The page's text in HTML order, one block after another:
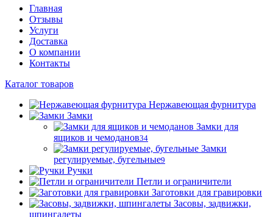
Главная
Отзывы
Услуги
Доставка
О компании
Контакты
Каталог товаров
Нержавеющая фурнитура
Замки
Замки для
ящиков и чемоданов34
Замки
регулируемые, бугельные9
Ручки
Петли и ограничители
Заготовки для гравировки
Засовы, задвижки,
шпингалеты